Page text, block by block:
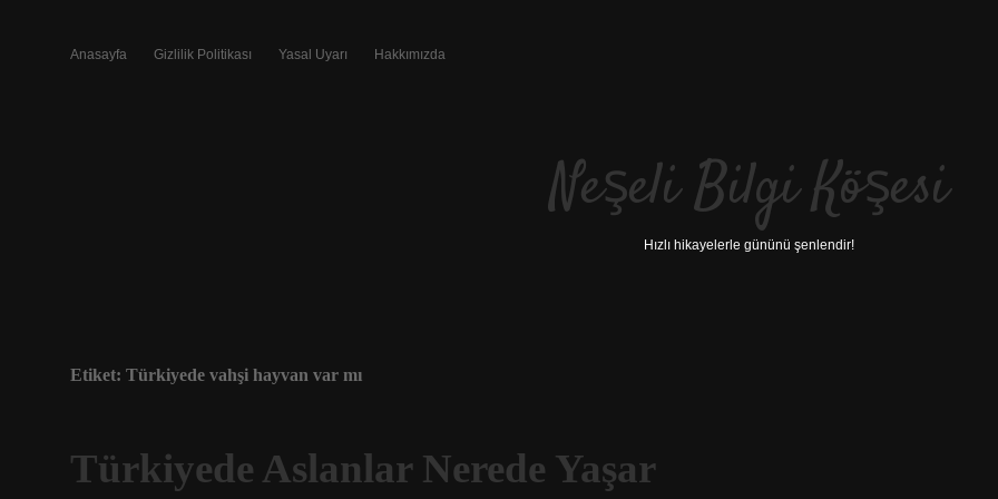
Anasayfa Gizlilik Politikası Yasal Uyarı Hakkımızda
Neşeli Bilgi Köşesi
Hızlı hikayelerle gününü şenlendir!
Etiket: Türkiyede vahşi hayvan var mı
Türkiyede Aslanlar Nerede Yaşar